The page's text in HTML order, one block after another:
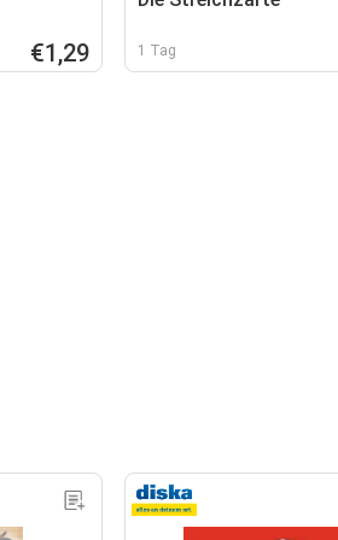
€1,29 1 Tag